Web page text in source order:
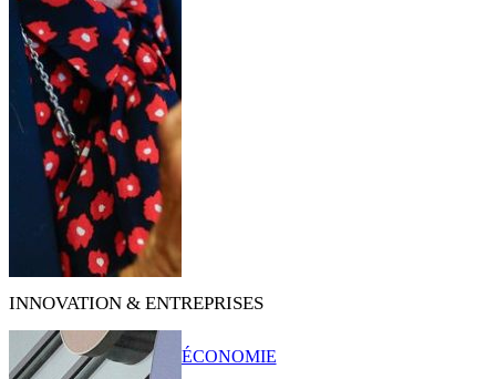
INNOVATION & ENTREPRISES
ÉCONOMIE